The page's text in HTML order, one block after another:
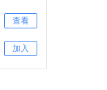
查看
加入